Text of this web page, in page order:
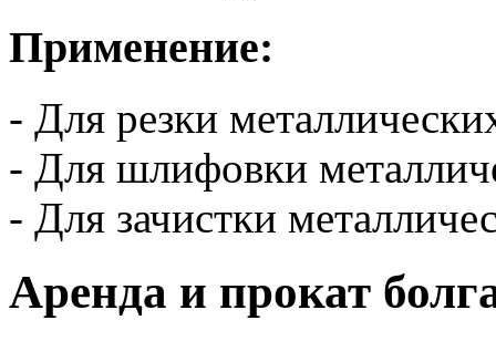
Применение:
- Для резки
- Для шлифовки
- Для зачистки
Аренда и прокат